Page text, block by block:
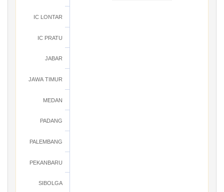
IC LONTAR
IC PRATU
JABAR
JAWA TIMUR
MEDAN
PADANG
PALEMBANG
PEKANBARU
SIBOLGA